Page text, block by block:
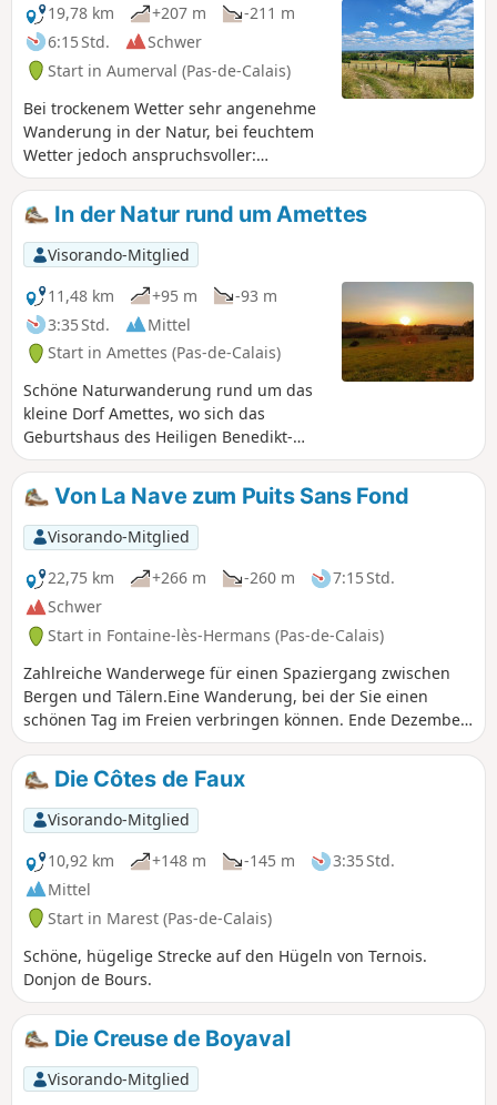
19,78 km +207 m
-211 m
6:15 Std.
Schwer
Start in Aumerval (Pas-de-Calais)
Bei trockenem Wetter sehr angenehme
Wanderung in der Natur, bei feuchtem
Wetter jedoch anspruchsvoller:
grasbewachsene Abschnitte (guter Test
für unsere Schuhe, tiefe Spurrillen,
schlammige Abschnitte). Achtung:
Oktober 2024. Während die Passage an
den Spurrillen relativ einfach ist,
befindet sich der letzte Teil des Weges
aus dem Wald heraus (vor Punkt 9) in
einem erbärmlichen Zustand. Der Weg
wurde von Maschinen zerstört und ist
nur an den Seiten begehbar, die selbst
sehr schwierig sind. Es ist sehr rutschig
und man muss manchmal die Seite
wechseln, was eine Herausforderung
bleibt. Es war ein markierter
Mountainbike-Weg, ist er das noch?
In der Natur rund um Amettes
Visorando-Mitglied
11,48 km
+95 m
-93 m
3:35 Std.
Mittel
Start in Amettes (Pas-de-Calais)
Schöne Naturwanderung rund um das
kleine Dorf Amettes, wo sich das
Geburtshaus des Heiligen Benedikt-
Joseph Labre befindet.
Von La Nave zum Puits Sans Fond
Visorando-Mitglied
22,75 km
+266 m -260 m
7:15 Std.
Schwer
Start in Fontaine-lès-Hermans (Pas-de-Calais)
Zahlreiche Wanderwege für einen Spaziergang zwischen
Bergen und Tälern.Eine Wanderung, bei der Sie einen
schönen Tag im Freien verbringen können. Ende Dezember
2019, nach den Regenfällen, waren die Wege sehr
schwierig und besonders rutschig (sogar auf den flachen
Abschnitten!), sowohl auf der normalen Route als auch auf
der Variante. Unter diesen Bedingungen kann die
Wanderung als sehr schwierig eingestuft werden.
Die Côtes de Faux
Visorando-Mitglied
10,92 km
+148 m -145 m
3:35 Std.
Mittel
Start in Marest (Pas-de-Calais)
Schöne, hügelige Strecke auf den Hügeln von Ternois.
Donjon de Bours.
Die Creuse de Boyaval
Visorando-Mitglied